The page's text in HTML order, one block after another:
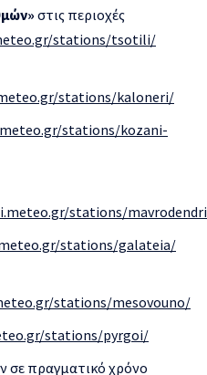
στις περιοχές
stations/tsotili/
stations/kaloneri/
stations/kozani-
stations/
stations/galateia/
stations/mesovouno/
stations/pyrgoi/
σε πραγματικό χρόνο